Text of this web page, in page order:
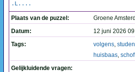
.L....
Plaats van de puzzel:
Groene
Datum:
12 juni 2026
Tags:
volgens,
huisbaas,
Gelijkluidende vragen: